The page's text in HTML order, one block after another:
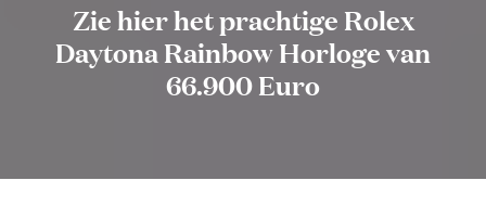
Zie hier het prachtige Rolex
Daytona Rainbow Horloge van
66.900 Euro